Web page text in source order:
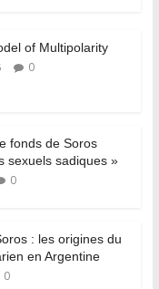
of Multipolarity
0
fonds de Soros
sexuels sadiques »
0
: les origines du
en Argentine
0